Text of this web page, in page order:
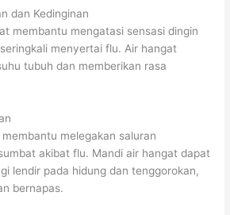
dan Kedinginan
membantu mengatasi sensasi dingin
menyertai flu. Air hangat
tubuh dan memberikan rasa
melegakan saluran
akibat flu. Mandi air hangat dapat
lendir pada hidung dan tenggorokan,
bernapas.